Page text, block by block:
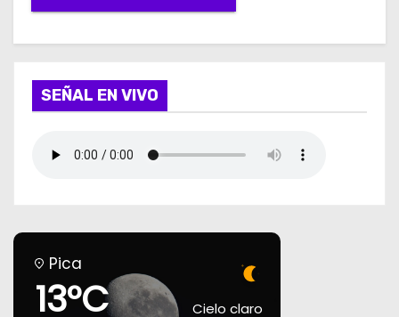
SEÑAL EN VIVO
Pica
13°C Cielo claro